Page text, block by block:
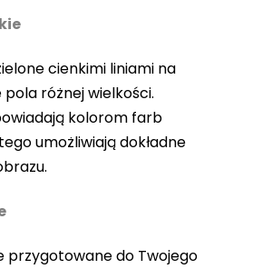
cienkimi liniami na
różnej wielkości.
kolorom farb
umożliwiają dokładne
przygotowane do Twojego